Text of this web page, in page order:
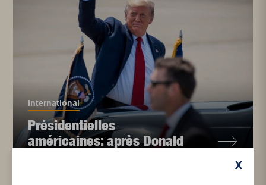
International
Présidentielles
américaines: après Donald
X